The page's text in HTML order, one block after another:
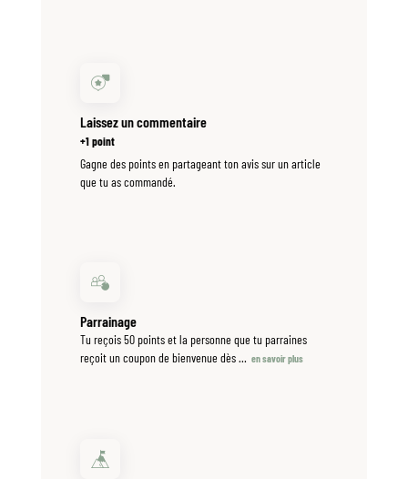
Laissez un commentaire
+1 point
Gagne des points en partageant ton avis sur un article
que tu as commandé.
Parrainage
Tu reçois 50 points et la personne que tu parraines
reçoit un coupon de bienvenue dès… en savoir plus